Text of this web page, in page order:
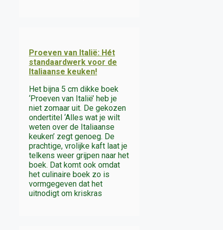
Proeven van Italië: Hét
standaardwerk voor de
Italiaanse keuken!
Het bijna 5 cm dikke boek
‘Proeven van Italië’ heb je
niet zomaar uit. De gekozen
ondertitel ‘Alles wat je wilt
weten over de Italiaanse
keuken’ zegt genoeg. De
prachtige, vrolijke kaft laat je
telkens weer grijpen naar het
boek. Dat komt ook omdat
het culinaire boek zo is
vormgegeven dat het
uitnodigt om kriskras